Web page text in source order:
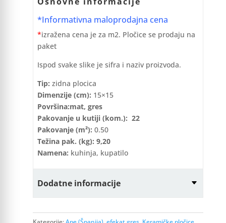
*Informativna maloprodajna cena
*izražena cena je za m2. Pločice se prodaju na
paket
Ispod svake slike je sifra i naziv proizvoda.
Tip: zidna plocica
Dimenzije (cm): 15×15
Površina:mat, gres
Pakovanje u kutiji (kom.): 22
Pakovanje (m²): 0.50
Težina pak. (kg): 9,20
Namena: kuhinja, kupatilo
Dodatne informacije